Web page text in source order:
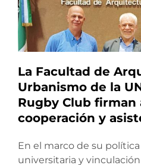
imagen
más
grande
La Facultad de
Urbanismo de la
Rugby Club firman
cooperación y
En el marco de su
universitaria y